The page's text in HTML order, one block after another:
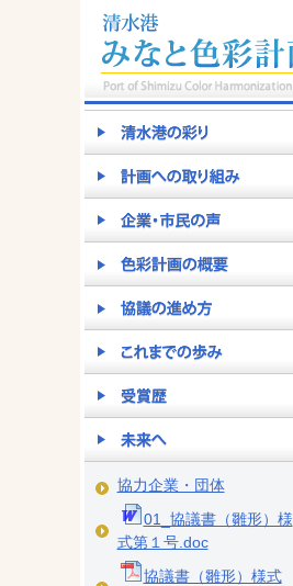
協力企業・団体
01_協議書（雛形）様
式第１号.doc
協議書（雛形）様式